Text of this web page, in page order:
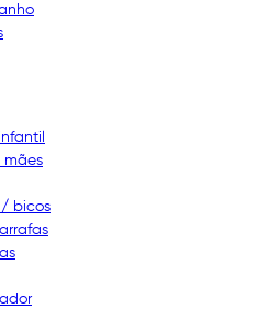
mães
bicos